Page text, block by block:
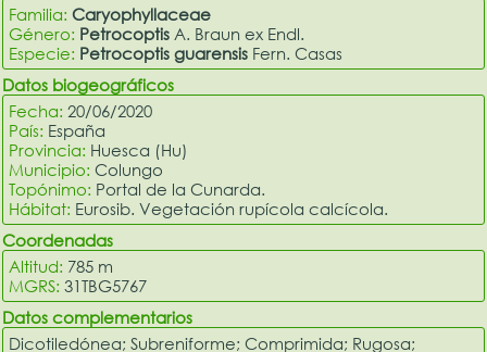
Familia:Caryophyllaceae
Género: Petrocoptis A. Braun ex Endl.
Especie: Petrocoptis guarensis Fern. Casas
Datos biogeográficos
Fecha:20/06/2020
País: España
Provincia: Huesca (Hu)
Municipio:Colungo
Topónimo: Portal de la Cunarda.
Hábitat: Eurosib. Vegetación rupícola calcícola.
Coordenadas
Altitud: 785 m
MGRS:31TBG5767
Datos complementarios
Dicotiledónea; Subreniforme; Comprimida; Rugosa;